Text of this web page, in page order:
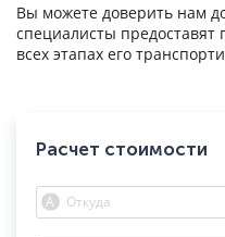
Вы можете доверить нам
специалисты
всех этапах его
Расчет стоимости